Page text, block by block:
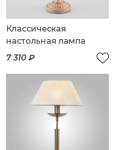
Классическая
настольная лампа
7 310 ₽